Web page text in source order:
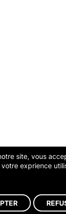
site, vous
exprience